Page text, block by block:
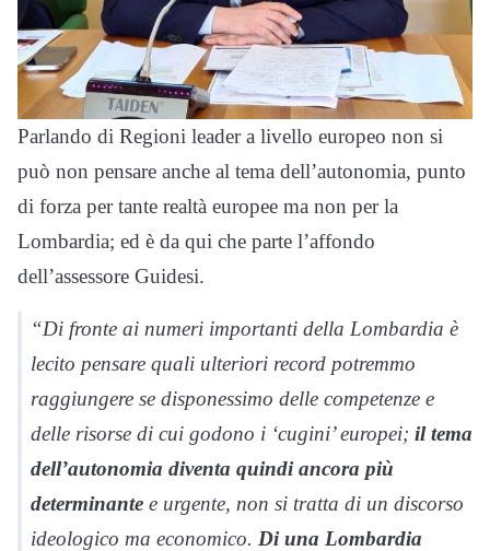
Parlando di Regioni leader a livello europeo non si
può non pensare anche al tema dell’autonomia, punto
di forza per tante realtà europee ma non per la
Lombardia; ed è da qui che parte l’affondo
dell’assessore Guidesi.
“Di fronte ai numeri importanti della Lombardia è
lecito pensare quali ulteriori record potremmo
raggiungere se disponessimo delle competenze e
delle risorse di cui godono i ‘cugini’ europei; il tema
dell’autonomia diventa quindi ancora più
determinante e urgente, non si tratta di un discorso
ideologico ma economico. Di una Lombardia